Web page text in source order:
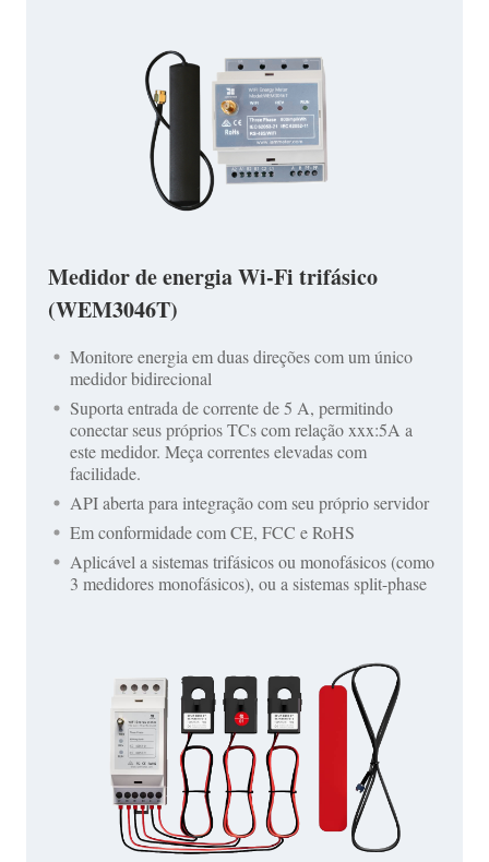
Medidor de energia Wi-Fi trifásico
(WEM3046T)
Monitore energia em duas direções com um único
medidor bidirecional
Suporta entrada de corrente de 5 A, permitindo
conectar seus próprios TCs com relação xxx:5A a
este medidor. Meça correntes elevadas com
facilidade.
API aberta para integração com seu próprio servidor
Em conformidade com CE, FCC e RoHS
Aplicável a sistemas trifásicos ou monofásicos (como
3 medidores monofásicos), ou a sistemas split-phase